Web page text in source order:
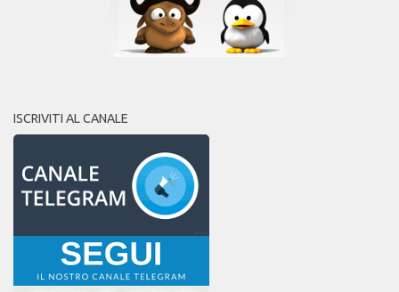
ISCRIVITI AL CANALE